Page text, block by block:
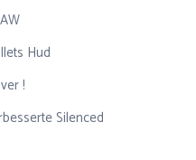
Hud
!
Silenced